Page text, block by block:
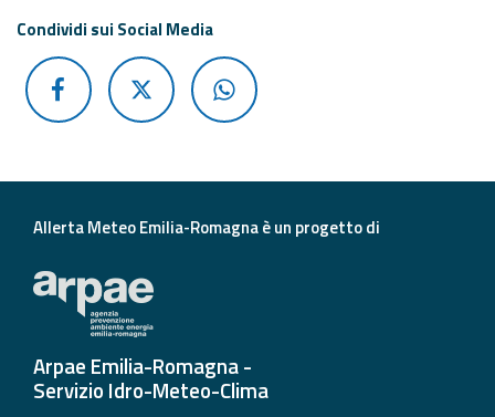
Condividi sui Social Media
Allerta Meteo Emilia-Romagna è un progetto di
Arpae Emilia-Romagna -
Servizio Idro-Meteo-Clima